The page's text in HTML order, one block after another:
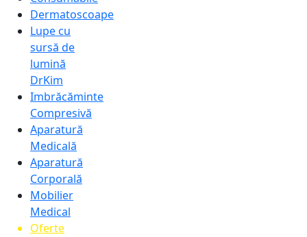
Dermatoscoape
Lupe cu
sursă de
lumină
DrKim
Imbrăcăminte
Compresivă
Aparatură
Medicală
Aparatură
Corporală
Mobilier
Medical
Oferte